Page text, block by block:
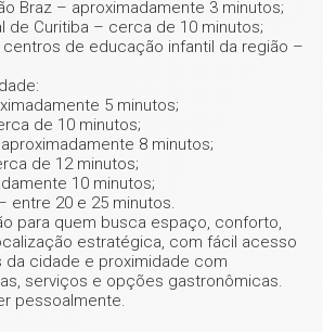
Braz – aproximadamente 3 minutos;
de Curitiba – cerca de 10 minutos;
centros de educação infantil da região –
5 minutos;
de 10 minutos;
8 minutos;
de 12 minutos;
10 minutos;
entre 20 e 25 minutos.
para quem busca espaço, conforto,
estratégica, com fácil acesso
da cidade e proximidade com
serviços e opções gastronômicas.
pessoalmente.